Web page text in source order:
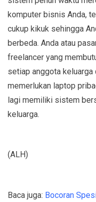
komputer bisnis Anda,
cukup kikuk sehingga
berbeda. Anda atau
freelancer yang
setiap anggota keluarga
memerlukan laptop
lagi memiliki sistem
keluarga.
(ALH)
Baca juga: Bocoran